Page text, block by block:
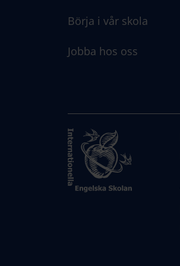
Börja i vår skola
Jobba hos oss